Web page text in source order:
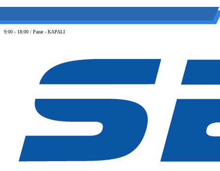
9:00 - 18:00 / Pazar - KAPALI